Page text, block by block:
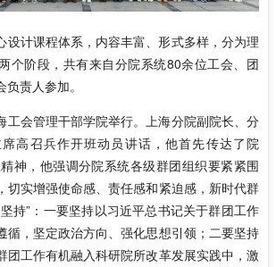
设计课程体系，内容丰富、形式多样，分为理
个阶段，共有来自分院系统80余位工会、团
责人参加。
工会管理干部学院举行。上海分院副院长、分
高召兵作开班动员讲话，他首先传达了院
神，他强调分院系统各级群团组织要紧紧围
切实增强使命感、责任感和紧迫感，新时代群
持”：一要坚持以习近平总书记关于群团工作
循，坚定政治方向、强化思想引领；二要坚持
团工作有机融入科研院所改革发展实践中，激